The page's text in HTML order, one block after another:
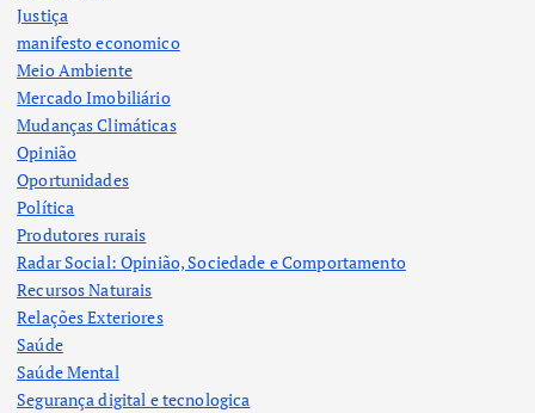
Justiça
manifesto economico
Meio Ambiente
Mercado Imobiliário
Mudanças Climáticas
Opinião
Oportunidades
Política
Produtores rurais
Radar Social: Opinião, Sociedade e Comportamento
Recursos Naturais
Relações Exteriores
Saúde
Saúde Mental
Segurança digital e tecnologica